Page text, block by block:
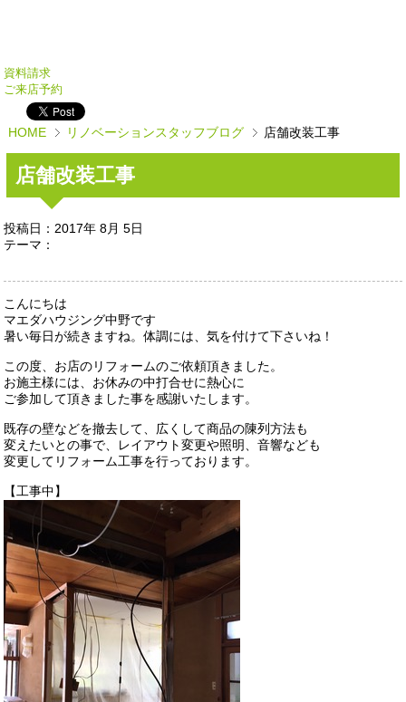
資料請求
ご来店予約
HOME リノベーションスタッフブログ 店舗改装工事
店舗改装工事
投稿日：2017年 8月 5日
テーマ：
こんにちは
マエダハウジング中野です
暑い毎日が続きますね。体調には、気を付けて下さいね！
この度、お店のリフォームのご依頼頂きました。
お施主様には、お休みの中打合せに熱心に
ご参加して頂きました事を感謝いたします。
既存の壁などを撤去して、広くして商品の陳列方法も
変えたいとの事で、レイアウト変更や照明、音響なども
変更してリフォーム工事を行っております。
【工事中】